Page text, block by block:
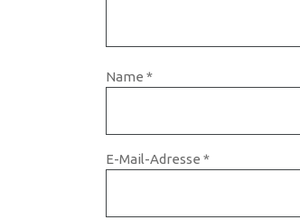
Name *
E-Mail-Adresse *